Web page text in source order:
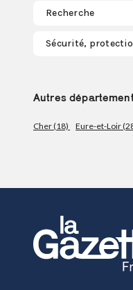
Recherche
Sécurité,
Autres
Cher (18) Eure-et-Loir